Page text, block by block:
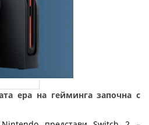
ера на гейминга започна с